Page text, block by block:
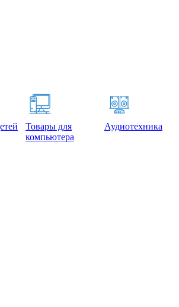
Товары для
компьютера
Аудиотехника